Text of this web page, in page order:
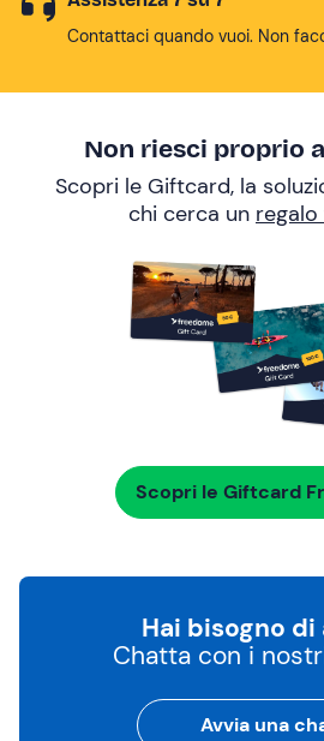
Contattaci quando vuoi. Non
Non riesci proprio
Scopri le Giftcard, la
chi cerca un
Scopri le Giftcard
Hai bisogno di
Chatta con i
Avvia una